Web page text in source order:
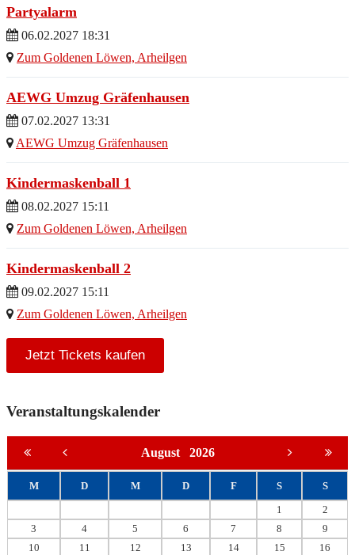
Partyalarm
06.02.2027 18:31
Zum Goldenen Löwen, Arheilgen
AEWG Umzug Gräfenhausen
07.02.2027 13:31
AEWG Umzug Gräfenhausen
Kindermaskenball 1
08.02.2027 15:11
Zum Goldenen Löwen, Arheilgen
Kindermaskenball 2
09.02.2027 15:11
Zum Goldenen Löwen, Arheilgen
Jetzt Tickets kaufen
Veranstaltungskalender
August 2026
M D M D F S
S
1
2
3
4 5 6 7 8
9
10
11 12 13 14 15
16